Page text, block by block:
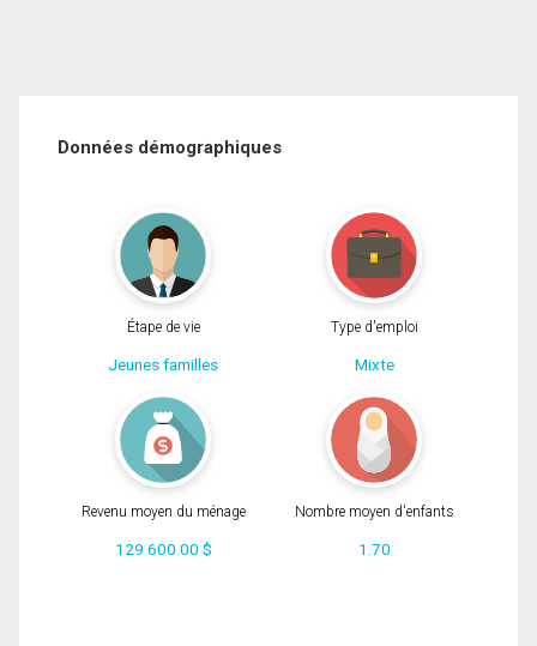
Données démographiques
Étape de vie
Jeunes familles
Type d'emploi
Mixte
Revenu moyen du ménage
129 600.00 $
Nombre moyen d'enfants
1.70